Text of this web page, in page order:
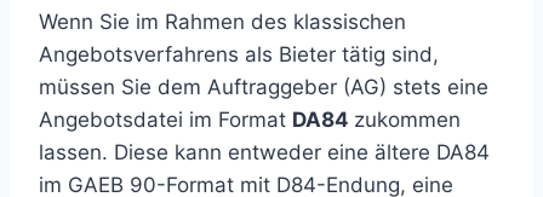
Wenn Sie im Rahmen des klassischen
Angebotsverfahrens als Bieter tätig sind,
müssen Sie dem Auftraggeber (AG) stets eine
Angebotsdatei im Format DA84 zukommen
lassen. Diese kann entweder eine ältere DA84
im GAEB 90-Format mit D84-Endung, eine